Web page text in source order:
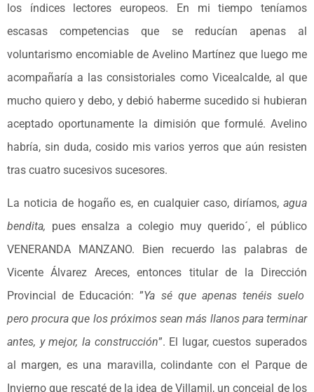
los índices lectores europeos. En mi tiempo teníamos
escasas competencias que se reducían apenas al
voluntarismo encomiable de Avelino Martínez que luego me
acompañaría a las consistoriales como Vicealcalde, al que
mucho quiero y debo, y debió haberme sucedido si hubieran
aceptado oportunamente la dimisión que formulé. Avelino
habría, sin duda, cosido mis varios yerros que aún resisten
tras cuatro sucesivos sucesores.
La noticia de hogaño es, en cualquier caso, diríamos, agua
bendita, pues ensalza a colegio muy querido´, el público
VENERANDA MANZANO. Bien recuerdo las palabras de
Vicente Álvarez Areces, entonces titular de la Dirección
Provincial de Educación: ”Ya sé que apenas tenéis suelo
pero procura que los próximos sean más llanos para terminar
antes, y mejor, la construcción”. El lugar, cuestos superados
al margen, es una maravilla, colindante con el Parque de
Invierno que rescaté de la idea de Villamil, un concejal de los